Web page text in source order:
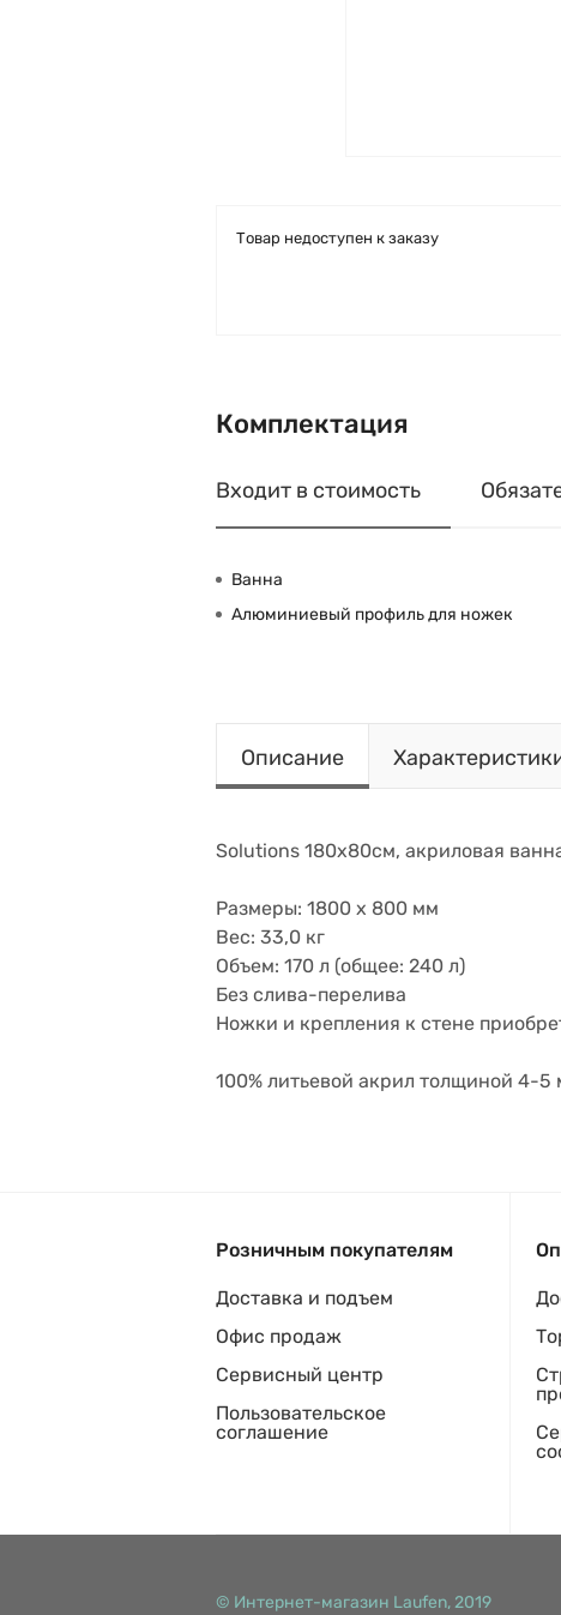
Товар недоступен к заказу
Комплектация
Входит в стоимость
Ванна
Алюминиевый профиль для ножек
Описание
Solutions 180х80см, акриловая
Размеры: 1800 x 800 мм
Вес: 33,0 кг
Объем: 170 л (общее: 240 л)
Без слива-перелива
Ножки и крепления к стене
100% литьевой акрил толщиной 4-5
Розничным покупателям
Доставка и подъем
Офис продаж
Сервисный центр
Пользовательское
соглашение
© Интернет-магазин Laufen, 2019